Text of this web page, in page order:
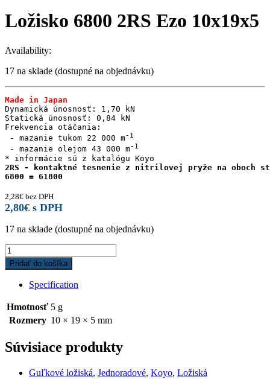
Ložisko 6800 2RS Ezo 10x19x5
Availability:
17 na sklade (dostupné na objednávku)
Made in Japan
Dynamická únosnosť: 1,70 kN
Statická únosnosť: 0,84 kN
Frekvencia otáčania:
- mazanie tukom 22 000 m
- mazanie olejom 43 000 m
2RS - kontaktné tesnenie z nitrilovej pryže na oboch
6800 = 61800
2,28€ bez DPH
2,80€ s DPH
17 na sklade (dostupné na objednávku)
Ložisko
6800
2RS
10x19x5
quantity
Pridať do košíka
Specification
Hmotnosť 5 g
Rozmery 10 × 19 × 5 mm
Súvisiace produkty
Guľkové ložiská, Jednoradové, Koyo, Ložiská